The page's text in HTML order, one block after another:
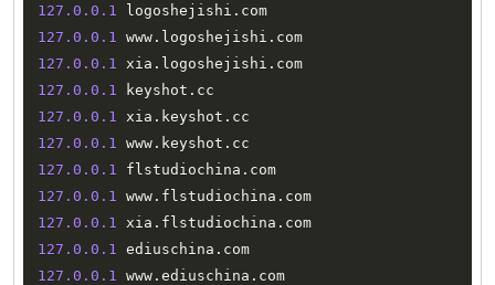
127.0 .0 .1 logoshejishi .
127.0 .0 .1 www . logoshejishi .
127.0 .0 .1 xia . logoshejishi .
127.0 .0 .1 keyshot .
127.0 .0 .1 xia . keyshot .
127.0 .0 .1 www . keyshot .
127.0 .0 .1 flstudiochina .
127.0 .0 .1 www . flstudiochina .
127.0 .0 .1 xia . flstudiochina .
127.0 .0 .1 ediuschina .
127.0 .0 .1 www . ediuschina .